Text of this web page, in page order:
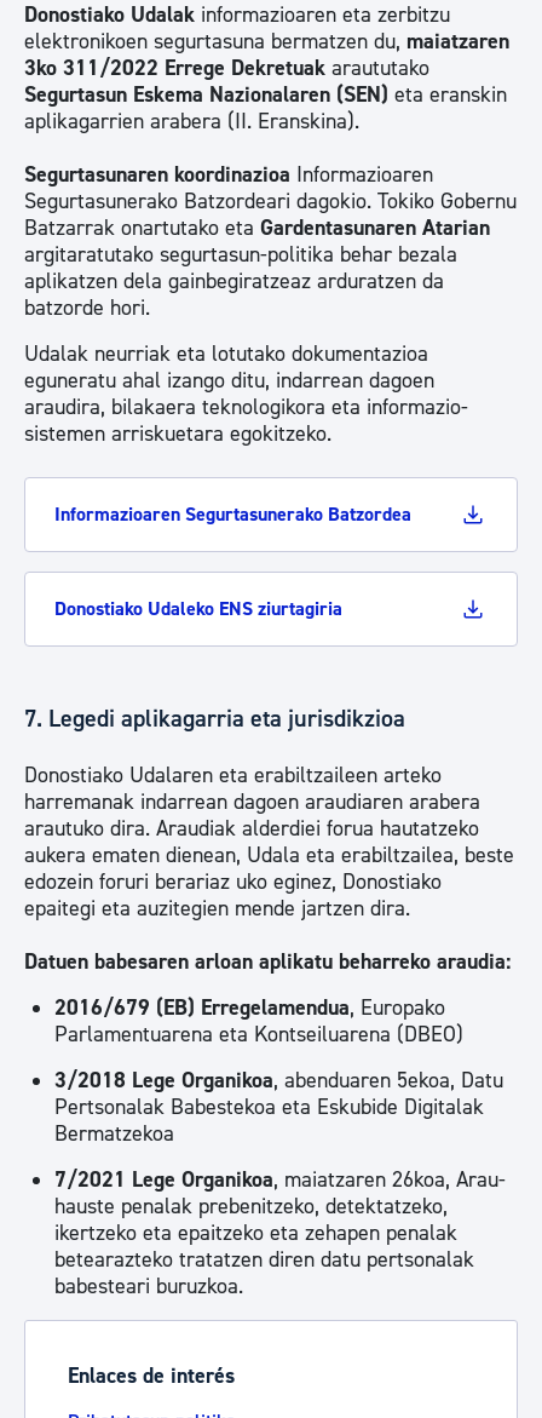
Donostiako Udalak informazioaren eta zerbitzu
elektronikoen segurtasuna bermatzen du, maiatzaren
3ko 311/2022 Errege Dekretuak araututako
Segurtasun Eskema Nazionalaren (SEN) eta eranskin
aplikagarrien arabera (II. Eranskina).
Segurtasunaren koordinazioa Informazioaren
Segurtasunerako Batzordeari dagokio. Tokiko Gobernu
Batzarrak onartutako eta Gardentasunaren Atarian
argitaratutako segurtasun-politika behar bezala
aplikatzen dela gainbegiratzeaz arduratzen da
batzorde hori.
Udalak neurriak eta lotutako dokumentazioa
eguneratu ahal izango ditu, indarrean dagoen
araudira, bilakaera teknologikora eta informazio-
sistemen arriskuetara egokitzeko.
Informazioaren Segurtasunerako Batzordea
Donostiako Udaleko ENS ziurtagiria
7. Legedi aplikagarria eta jurisdikzioa
Donostiako Udalaren eta erabiltzaileen arteko
harremanak indarrean dagoen araudiaren arabera
arautuko dira. Araudiak alderdiei forua hautatzeko
aukera ematen dienean, Udala eta erabiltzailea, beste
edozein foruri berariaz uko eginez, Donostiako
epaitegi eta auzitegien mende jartzen dira.
Datuen babesaren arloan aplikatu beharreko araudia:
2016/679 (EB) Erregelamendua, Europako
Parlamentuarena eta Kontseiluarena (DBEO)
3/2018 Lege Organikoa, abenduaren 5ekoa, Datu
Pertsonalak Babestekoa eta Eskubide Digitalak
Bermatzekoa
7/2021 Lege Organikoa, maiatzaren 26koa, Arau-
hauste penalak prebenitzeko, detektatzeko,
ikertzeko eta epaitzeko eta zehapen penalak
betearazteko tratatzen diren datu pertsonalak
babesteari buruzkoa.
Enlaces de interés